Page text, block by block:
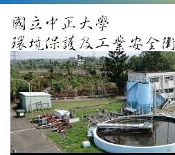
到
主
要
內
容
區